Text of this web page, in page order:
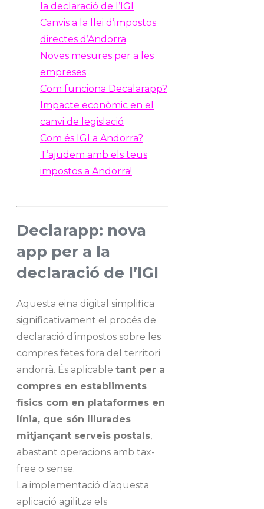
la declaració de l’IGI
Canvis a la llei d’impostos
directes d’Andorra
Noves mesures per a les
empreses
Com funciona Decalarapp?
Impacte econòmic en el
canvi de legislació
Com és IGI a Andorra?
T’ajudem amb els teus
impostos a Andorra!
Declarapp: nova
app per a la
declaració de l’IGI
Aquesta eina digital simplifica
significativament el procés de
declaració d’impostos sobre les
compres fetes fora del territori
andorrà. És aplicable tant per a
compres en establiments
físics com en plataformes en
línia, que són lliurades
mitjançant serveis postals,
abastant operacions amb tax-
free o sense.
La implementació d’aquesta
aplicació agilitza els